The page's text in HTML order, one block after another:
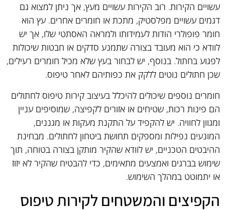
עשויים הקירות. רוב הקירות עשויים מעץ, אך ניתן למצוא גם
דגמים עשויים מפלסטיק, מתכת או חומרים אחרים. עץ הוא
חומר פופולרי הודות לעמידותו ולמראה האסתטי שלו, אך יש
לוודא כי הוא מעובד בצורה שתמנע סדקים או חבטות שיכולות
לפגוע בחתול. בנוסף, יש לבחור בעץ שלא מכיל חומרים רעילים,
שכן חתולים נוטים ללקק את כפותיהם לאחר טיפוס.
חומרים נוספים שיכולים להיכלל בעיצוב קירות טיפוס לחתולים
הם פינות רכות, שטיחים או אזורים לקפיצה, שמוסיפים עניין
ומגוון לחוויה. יש להקפיד על התקנת מעקות או מגננים,
המונעים נפילות ומספקים תחושת ביטחון לחתולים. מבחינת
ההיבטים הטכניים, יש לוודא שהקיר מותקן בצורה בטוחה, תוך
שימוש בברגים ואמצעים מתאימים, כדי להבטיח שהקיר לא יזוז
או יתמוטט במהלך השימוש.
הקפיצים והמשטחים לקירות טיפוס